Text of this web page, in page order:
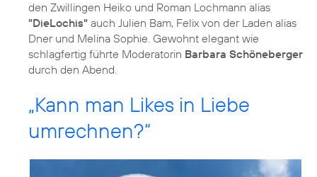
den Zwillingen Heiko und Roman Lochmann alias
"DieLochis" auch Julien Bam, Felix von der Laden alias
Dner und Melina Sophie. Gewohnt elegant wie
schlagfertig führte Moderatorin Barbara Schöneberger
durch den Abend.
„Kann man Likes in Liebe
umrechnen?“